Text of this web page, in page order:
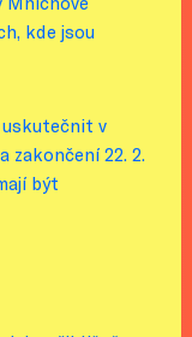
kde jsou
uskutečnit v
a zakončení 22. 2.
být